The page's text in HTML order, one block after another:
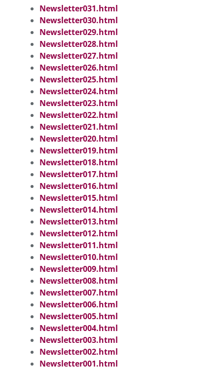
Newsletter031.html
Newsletter030.html
Newsletter029.html
Newsletter028.html
Newsletter027.html
Newsletter026.html
Newsletter025.html
Newsletter024.html
Newsletter023.html
Newsletter022.html
Newsletter021.html
Newsletter020.html
Newsletter019.html
Newsletter018.html
Newsletter017.html
Newsletter016.html
Newsletter015.html
Newsletter014.html
Newsletter013.html
Newsletter012.html
Newsletter011.html
Newsletter010.html
Newsletter009.html
Newsletter008.html
Newsletter007.html
Newsletter006.html
Newsletter005.html
Newsletter004.html
Newsletter003.html
Newsletter002.html
Newsletter001.html